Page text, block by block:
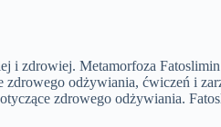
i zdrowiej. Metamorfoza
odżywiania, ćwiczeń i
zdrowego odżywiania.